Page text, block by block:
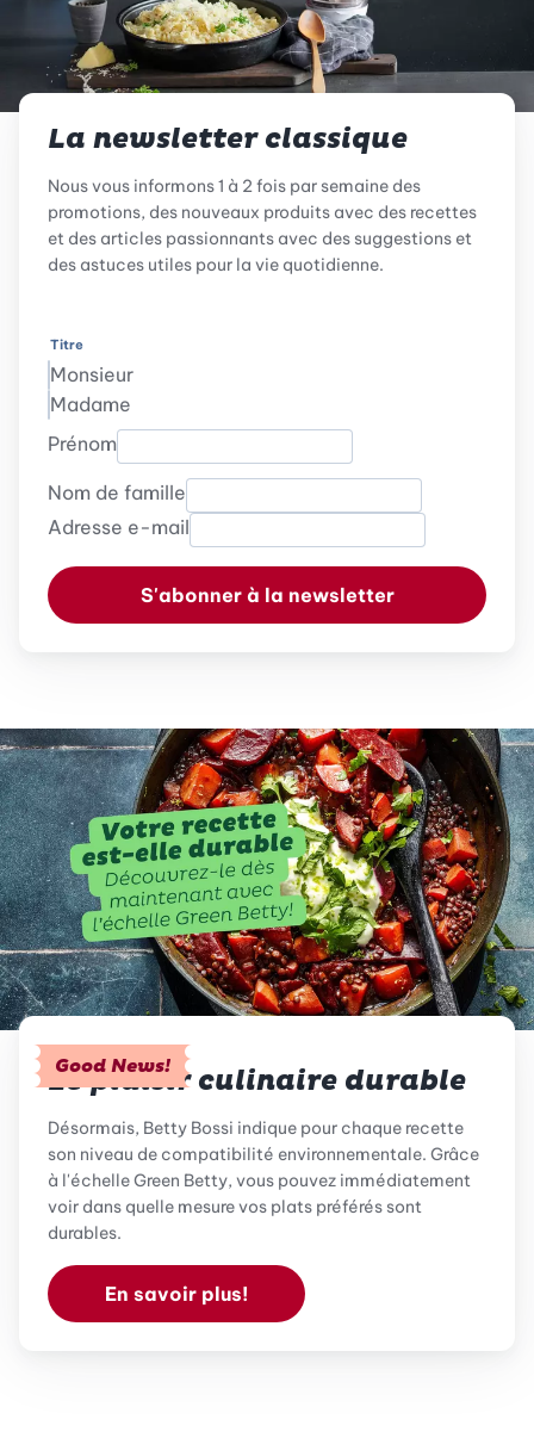
La newsletter classique
Nous vous informons 1 à 2 fois par semaine des
promotions, des nouveaux produits avec des recettes
et des articles passionnants avec des suggestions et
des astuces utiles pour la vie quotidienne.
Titre
Monsieur
Madame
Prénom
Nom de famille
Adresse e-mail
S'abonner à la newsletter
Good News!
Le plaisir culinaire durable
Désormais, Betty Bossi indique pour chaque recette
son niveau de compatibilité environnementale. Grâce
à l'échelle Green Betty, vous pouvez immédiatement
voir dans quelle mesure vos plats préférés sont
durables.
En savoir plus!